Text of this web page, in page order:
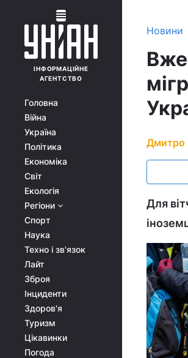
ІНФОРМАЦІЙНЕ
АГЕНТСТВО
Головна
Війна
Україна
Політика
Економіка
Світ
Екологія
Регіони
Спорт
Наука
Техно і зв'язок
Лайт
Зброя
Інциденти
Здоров'я
Туризм
Цікавинки
Погода
Новини
Вже
Дмитро
Для